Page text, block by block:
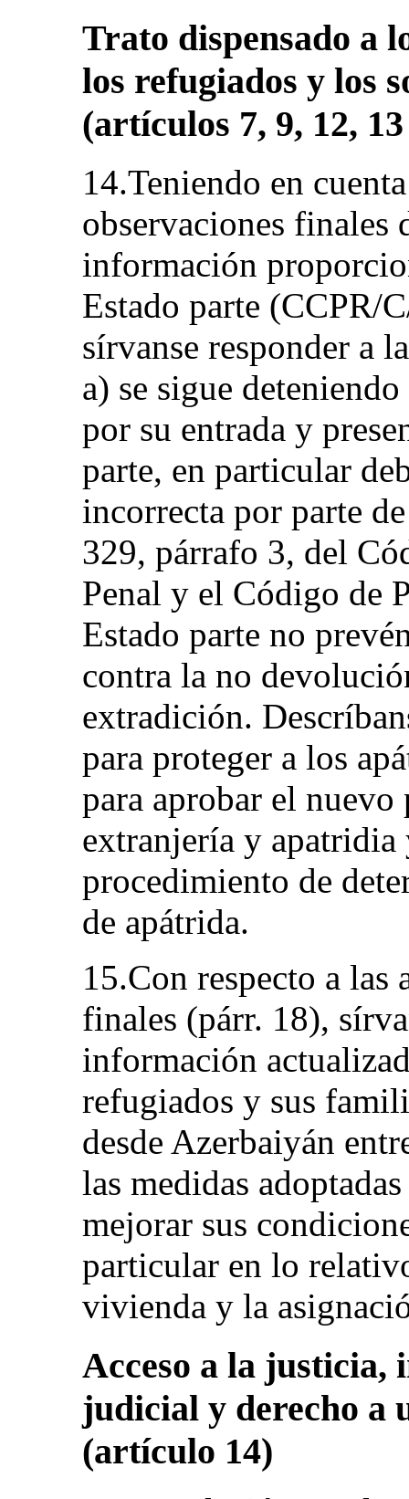
Trato dispensado a
los refugiados y los
(artículos 7, 9, 12,
14.Teniendo en
observaciones
información
Estado parte (CCPR/
sírvanse responder a
a) se sigue
por su entrada y
parte, en particular
incorrecta por parte
329, párrafo 3, del
Penal y el Código de
Estado parte no
contra la no
extradición.
para proteger a los
para aprobar el
extranjería y apatridia
procedimiento de
de apátrida.
15.Con respecto a las
finales (párr. 18),
información
refugiados y sus
desde Azerbaiyán
las medidas
mejorar sus
particular en lo
vivienda y la
Acceso a la justicia,
judicial y derecho a
(artículo 14)